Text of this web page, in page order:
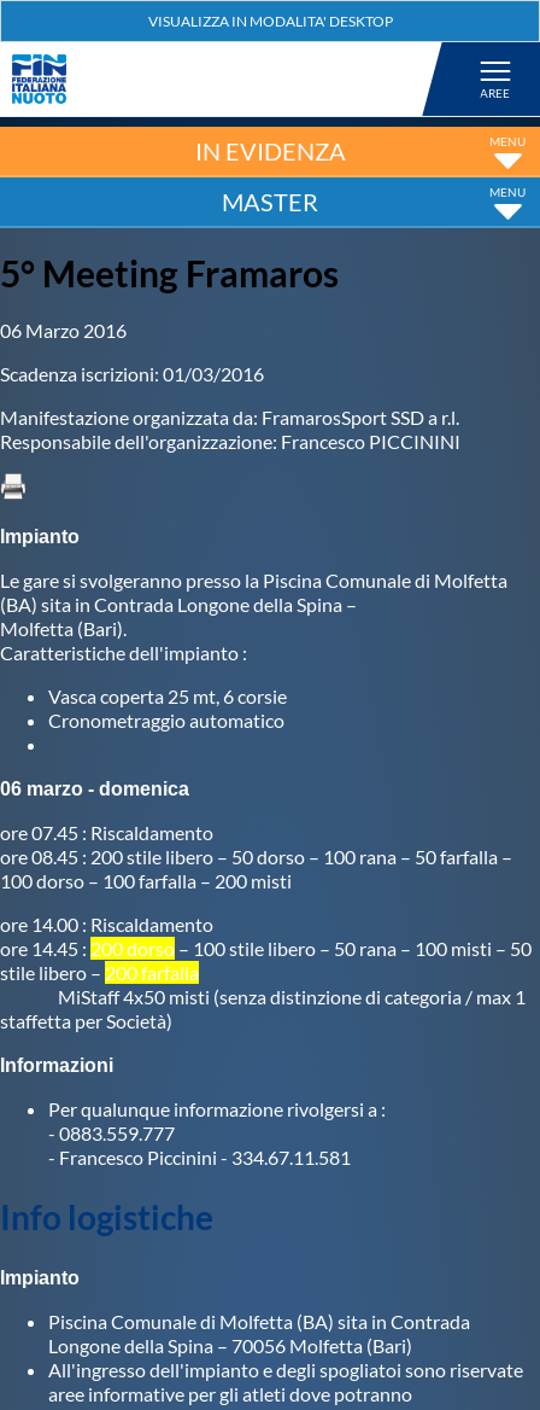
Nuoto
Tuffi
Fondo
Master
Formazione
GUG
Propaganda
Centri Federali
Area Legislativa
Protezione Civile
Privacy
Cookie Policy
IN EVIDENZA
MASTER
5° Meeting Framaros
06 Marzo 2016
Scadenza iscrizioni: 01/03/2016
Manifestazione organizzata da: FramarosSport SSD a r.l.
Responsabile dell'organizzazione: Francesco PICCININI
Impianto
Le gare si svolgeranno presso la Piscina Comunale di Molfetta
(BA) sita in Contrada Longone della Spina –
Molfetta (Bari).
Caratteristiche dell'impianto :
Vasca coperta 25 mt, 6 corsie
Cronometraggio automatico
06 marzo - domenica
ore 07.45 : Riscaldamento
ore 08.45 : 200 stile libero – 50 dorso – 100 rana – 50 farfalla –
100 dorso – 100 farfalla – 200 misti
ore 14.00 : Riscaldamento
ore 14.45 : 200 dorso – 100 stile libero – 50 rana – 100 misti – 50
stile libero – 200 farfalla
MiStaff 4x50 misti (senza distinzione di categoria / max 1
staffetta per Società)
Informazioni
Per qualunque informazione rivolgersi a :
- 0883.559.777
- Francesco Piccinini - 334.67.11.581
Info logistiche
Impianto
Piscina Comunale di Molfetta (BA) sita in Contrada
Longone della Spina – 70056 Molfetta (Bari)
All'ingresso dell'impianto e degli spogliatoi sono riservate
aree informative per gli atleti dove potranno